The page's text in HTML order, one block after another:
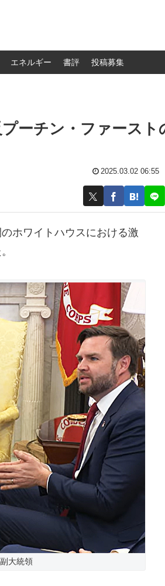
エネルギー 書評 投稿募集
ーチン・ファースト
2025.03.02 06:55
ホワイトハウスにおける激
大統領